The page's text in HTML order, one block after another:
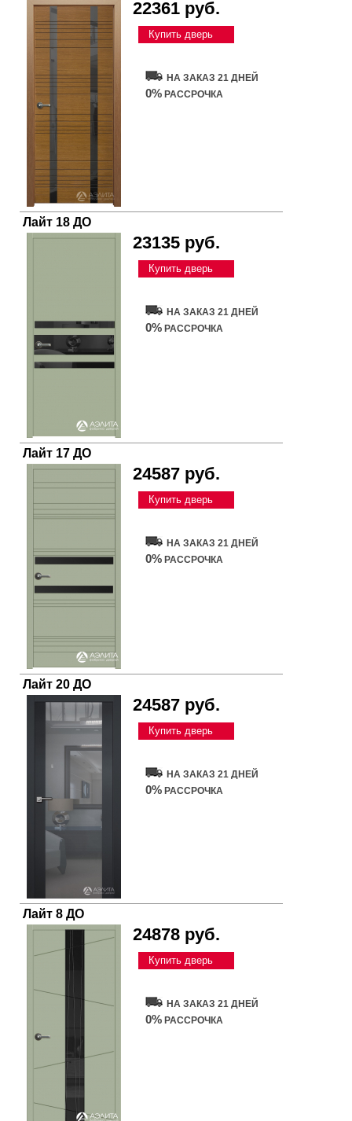
22361 руб.
Купить дверь
НА ЗАКАЗ 21 ДНЕЙ
0% РАССРОЧКА
Лайт 18 ДО
23135 руб.
Купить дверь
НА ЗАКАЗ 21 ДНЕЙ
0% РАССРОЧКА
Лайт 17 ДО
24587 руб.
Купить дверь
НА ЗАКАЗ 21 ДНЕЙ
0% РАССРОЧКА
Лайт 20 ДО
24587 руб.
Купить дверь
НА ЗАКАЗ 21 ДНЕЙ
0% РАССРОЧКА
Лайт 8 ДО
24878 руб.
Купить дверь
НА ЗАКАЗ 21 ДНЕЙ
0% РАССРОЧКА